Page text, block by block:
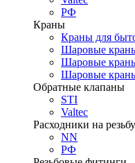
РФ
Краны
Краны для
Шаровые
Шаровые
Шаровые
Обратные клапаны
STI
Valtec
Расходники на резьбу
NN
РФ